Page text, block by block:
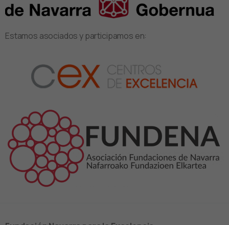
Estamos asociados y participamos en: